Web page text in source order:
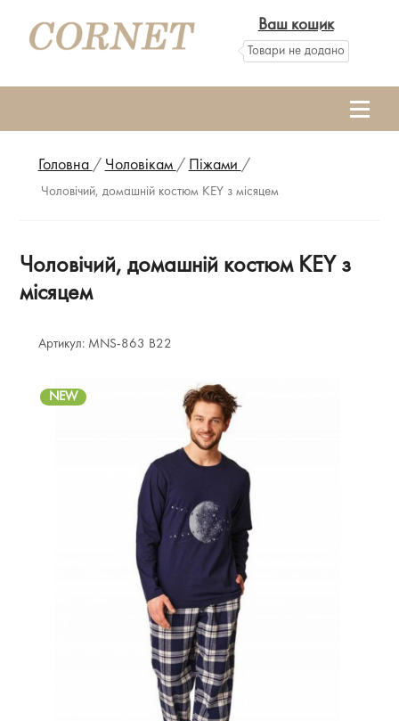
Ваш кошик
Товари не додано
Головна / Чоловікам / Піжами /
Чоловічий, домашній костюм КEY з місяцем
Чоловічий, домашній костюм КEY з
місяцем
Артикул: MNS-863 B22
NEW